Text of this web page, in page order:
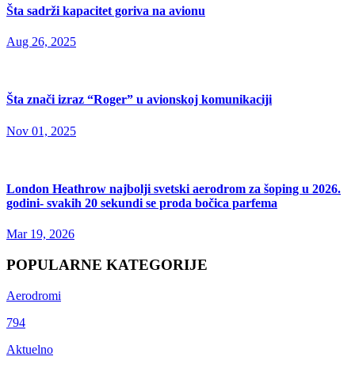
Šta sadrži kapacitet goriva na avionu
Aug 26, 2025
Šta znači izraz “Roger” u avionskoj komunikaciji
Nov 01, 2025
London Heathrow najbolji svetski aerodrom za šoping u 2026.
godini- svakih 20 sekundi se proda bočica parfema
Mar 19, 2026
POPULARNE KATEGORIJE
Aerodromi
794
Aktuelno